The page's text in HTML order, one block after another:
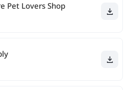
Pet Lovers Shop